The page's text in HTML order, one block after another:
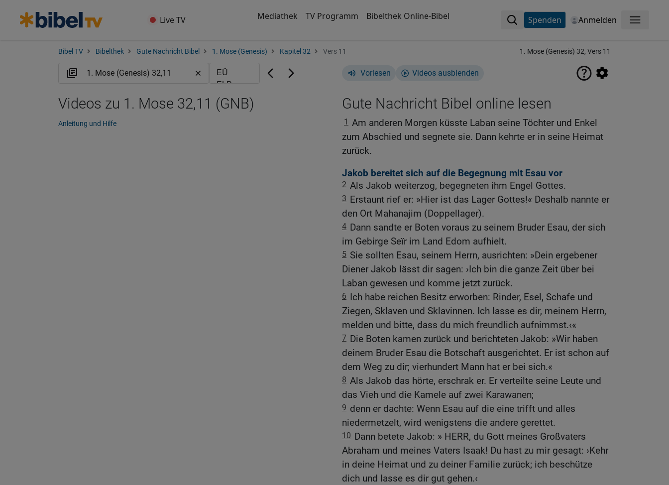
Live TV Mediathek TV Programm Bibelthek Online-Bibel Spenden Anmelden Menü
Bibel TV Bibelthek Gute Nachricht Bibel 1. Mose (Genesis) Kapitel 32 Vers 11 1. Mose (Genesis) 32, Vers 11
Vorlesen Videos ausblenden
Gute Nachricht Bibel online lesen
1 Am anderen Morgen küsste Laban seine Töchter und Enkel
zum Abschied und segnete sie. Dann kehrte er in seine Heimat
zurück.
Jakob bereitet sich auf die Begegnung mit Esau vor
2 Als Jakob weiterzog, begegneten ihm Engel Gottes.
3 Erstaunt rief er: »Hier ist das Lager Gottes!« Deshalb nannte er
den Ort Mahanajim (Doppellager).
4 Dann sandte er Boten voraus zu seinem Bruder Esau, der sich
im Gebirge Seïr im Land Edom aufhielt.
5 Sie sollten Esau, seinem Herrn, ausrichten: »Dein ergebener
Diener Jakob lässt dir sagen: ›Ich bin die ganze Zeit über bei
Laban gewesen und komme jetzt zurück.
6 Ich habe reichen Besitz erworben: Rinder, Esel, Schafe und
Ziegen, Sklaven und Sklavinnen. Ich lasse es dir, meinem Herrn,
melden und bitte, dass du mich freundlich aufnimmst.‹«
7 Die Boten kamen zurück und berichteten Jakob: »Wir haben
deinem Bruder Esau die Botschaft ausgerichtet. Er ist schon auf
dem Weg zu dir; vierhundert Mann hat er bei sich.«
8 Als Jakob das hörte, erschrak er. Er verteilte seine Leute und
das Vieh und die Kamele auf zwei Karawanen;
9 denn er dachte: Wenn Esau auf die eine trifft und alles
niedermetzelt, wird wenigstens die andere gerettet.
10 Dann betete Jakob: » HERR, du Gott meines Großvaters
Abraham und meines Vaters Isaak! Du hast zu mir gesagt: ›Kehr
in deine Heimat und zu deiner Familie zurück; ich beschütze
dich und lasse es dir gut gehen.‹
Videos zu 1. Mose 32,11 (GNB)
Anleitung und Hilfe